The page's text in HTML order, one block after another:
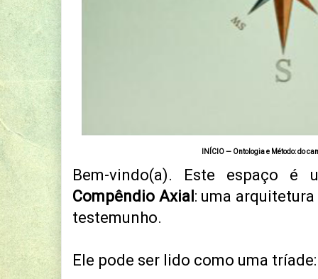
INÍCIO — Ontologia e Método: do
Bem-vindo(a). Este espaço é
Compêndio Axial : uma
testemunho.
Ele pode ser lido como uma tríade: